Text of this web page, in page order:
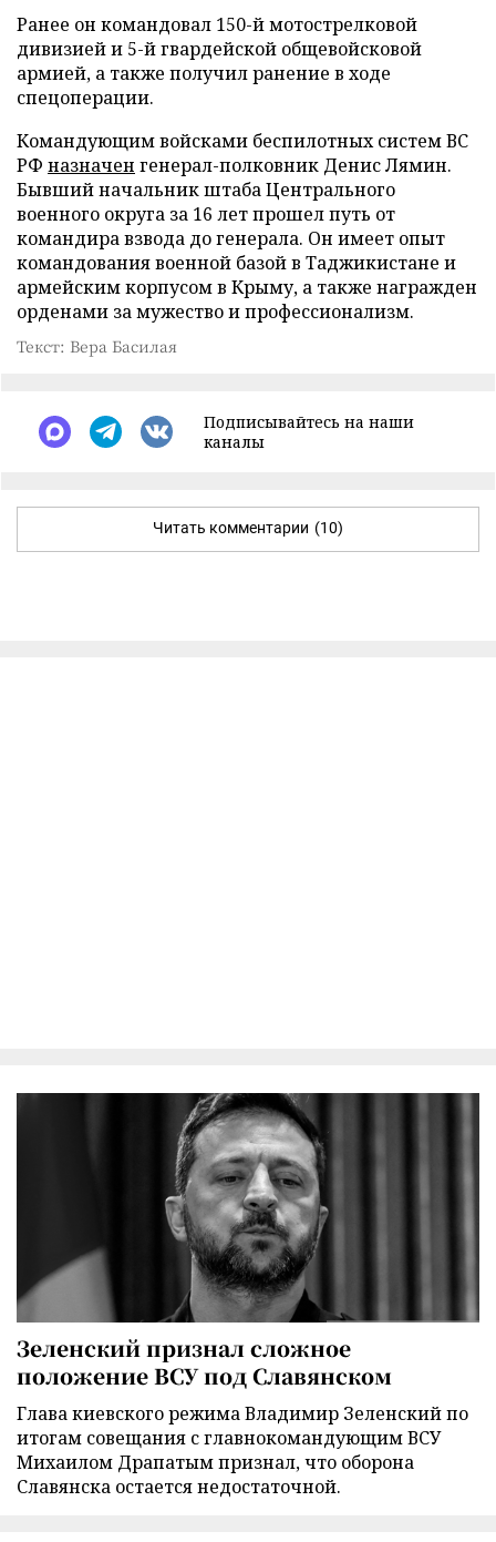
Ранее он командовал 150-й мотострелковой
дивизией и 5-й гвардейской общевойсковой
армией, а также получил ранение в ходе
спецоперации.
Командующим войсками беспилотных систем ВС
РФ назначен генерал-полковник Денис Лямин.
Бывший начальник штаба Центрального
военного округа за 16 лет прошел путь от
командира взвода до генерала. Он имеет опыт
командования военной базой в Таджикистане и
армейским корпусом в Крыму, а также награжден
орденами за мужество и профессионализм.
Текст: Вера Басилая
Подписывайтесь на наши
каналы
Читать комментарии (10)
Зеленский признал сложное
положение ВСУ под Славянском
Глава киевского режима Владимир Зеленский по
итогам совещания с главнокомандующим ВСУ
Михаилом Драпатым признал, что оборона
Славянска остается недостаточной.